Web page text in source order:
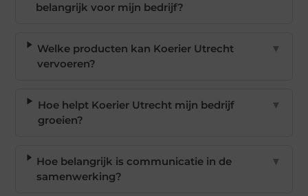
belangrijk voor mijn bedrijf?
Welke producten kan Koerier Utrecht
vervoeren?
▼
Hoe helpt Koerier Utrecht mijn bedrijf
groeien?
▼
Hoe belangrijk is communicatie in de
samenwerking?
▼